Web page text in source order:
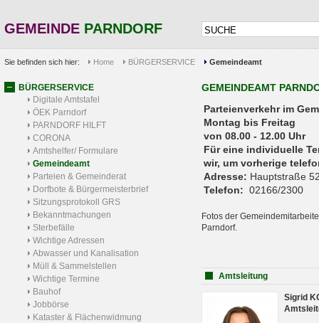
GEMEINDE PARNDORF
Sie befinden sich hier: Home BÜRGERSERVICE Gemeindeamt
BÜRGERSERVICE
Digitale Amtstafel
ÖEK Parndorf
PARNDORF HILFT
CORONA
Amtshelfer/ Formulare
Gemeindeamt
Parteien & Gemeinderat
Dorfbote & Bürgermeisterbrief
Sitzungsprotokoll GRS
Bekanntmachungen
Sterbefälle
Wichtige Adressen
Abwasser und Kanalisation
Müll & Sammelstellen
Wichtige Termine
Bauhof
Jobbörse
Kataster & Flächenwidmung
GEMEINDEAMT
Parteienverkehr
Montag bis Freitag
von 08.00 - 12.00 Uhr
Für eine individuelle
wir, um vorherige
Adresse: Hauptstraße
Telefon: 02166/2300
Fotos der
Parndorf.
Amtsleitung
Sigrid